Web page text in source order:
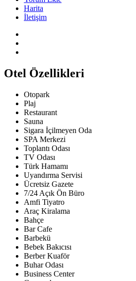
Harita
İletişim
Otel Özellikleri
Otopark
Plaj
Restaurant
Sauna
Sigara İçilmeyen Oda
SPA Merkezi
Toplantı Odası
TV Odası
Türk Hamamı
Uyandırma Servisi
Ücretsiz Gazete
7/24 Açık Ön Büro
Amfi Tiyatro
Araç Kiralama
Bahçe
Bar Cafe
Barbekü
Bebek Bakıcısı
Berber Kuaför
Buhar Odası
Business Center